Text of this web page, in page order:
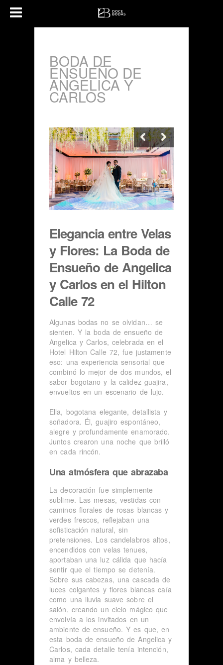
BODA DE
ENSUEÑO DE
ANGELICA Y
CARLOS
Elegancia entre Velas
y Flores: La Boda de
Ensueño de Angelica
y Carlos en el Hilton
Calle 72
Algunas bodas no se olvidan… se
sienten. Y la boda de ensueño de
Angelica y Carlos, celebrada en el
Hotel Hilton Calle 72, fue justamente
eso: una experiencia sensorial que
combinó lo mejor de dos mundos, el
sabor bogotano y la calidez guajira,
envueltos en un escenario de lujo.
Ella, bogotana elegante, detallista y
soñadora. Él, guajiro espontáneo,
alegre y profundamente enamorado.
Juntos crearon una noche que brilló
en cada rincón.
Una atmósfera que abrazaba
La decoración fue simplemente
sublime. Las mesas, vestidas con
caminos florales de rosas blancas y
verdes frescos, reflejaban una
sofisticación natural, sin
pretensiones. Los candelabros altos,
encendidos con velas tenues,
aportaban una luz cálida que hacía
sentir que el tiempo se detenía.
Sobre sus cabezas, una cascada de
luces colgantes y flores blancas caía
como una lluvia suave sobre el
salón, creando un cielo mágico que
envolvía a los invitados en un
ambiente de ensueño. Y es que, en
esta boda de ensueño de Angelica y
Carlos, cada detalle tenía intención,
alma y belleza.